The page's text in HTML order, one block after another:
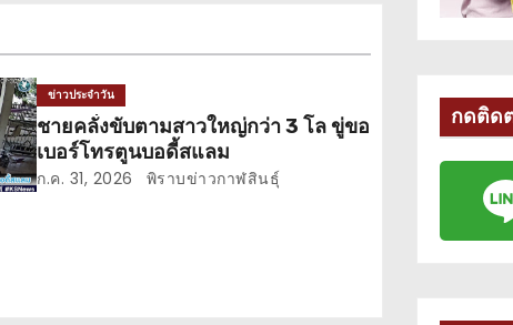
ข่าวประจำวัน
ชายคลั่งขับตามสาวใหญ่กว่า 3 โล ขู่ขอ
เบอร์โทรตูนบอดี้สแลม
ก.ค. 31, 2026 พิราบข่าวกาฬสินธุ์
กดติด